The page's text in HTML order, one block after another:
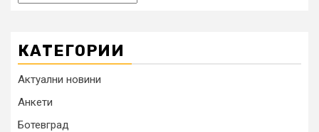
КАТЕГОРИИ
Актуални новини
Анкети
Ботевград